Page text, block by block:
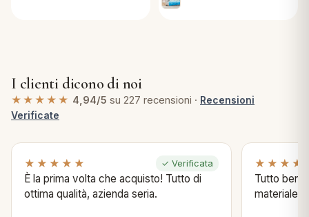
I clienti dicono di noi
★★★★★ 4,94/5 su 227 recensioni · Recensioni
Verificate
★★★★★ ✓ Verificata
È la prima volta che acquisto! Tutto di
ottima qualità, azienda seria.
Tutto bene
materiale .